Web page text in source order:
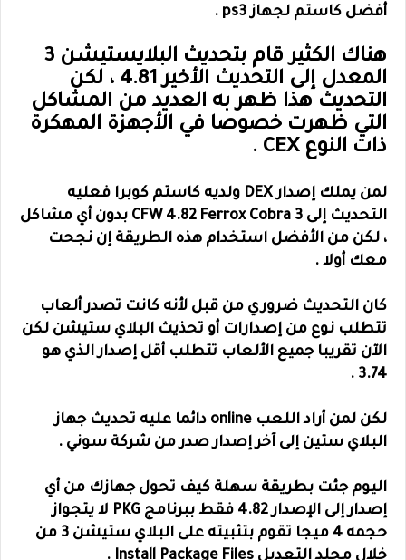
أفضل كاستم لجهاز ps3 .
هناك الكثير قام بتحديث البلايستيشن 3
المعدل إلى التحديث الأخير 4.81 ، لكن
التحديث هذا ظهر به العديد من المشاكل
التي ظهرت خصوصا في الأجهزة المهكرة
ذات النوع CEX .
لمن يملك إصدار DEX ولديه كاستم كوبرا فعليه
التحديث إلى 3 CFW 4.82 Ferrox Cobra بدون أي مشاكل
، لكن من الأفضل استخدام هذه الطريقة إن نجحت
معك أولا .
كان التحديث ضروري من قبل لأنه كانت تصدر ألعاب
تتطلب نوع من إصدارات أو تحذيث البلاي ستيشن لكن
الآن تقريبا جميع الألعاب تتطلب أقل إصدار الذي هو
3.74 .
لكن لمن أراد اللعب online دائما عليه تحديث جهاز
البلاي ستين إلى آخر إصدار صدر من شركة سوني .
اليوم جئت بطريقة سهلة كيف تحول جهازك من أي
إ
صدار إلى الإصدار 4.82 فقط ببرنامج PKG لا يتجواز
حجمه 4 ميجا تقوم بتثبيته على البلاي ستيشن 3 من
خلال مجلد التعديل Install Package Files
.